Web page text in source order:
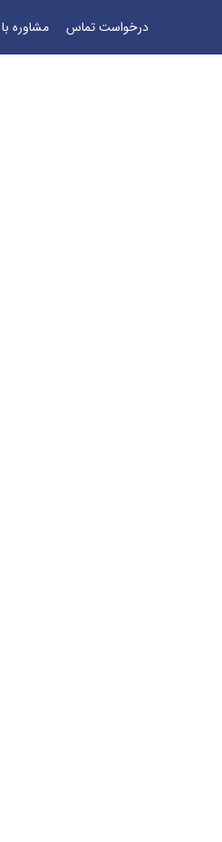
درخواست تماس مشاوره